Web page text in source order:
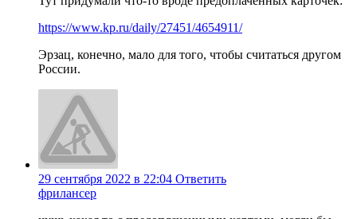
https://www.kp.ru/daily/27451/4654911/
Эрзац, конечно, мало для того, чтобы считаться другом
России.
29 сентября 2022 в 22:04 Ответить
фрилансер